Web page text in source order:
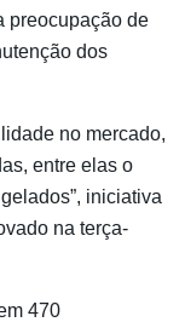
preocupação de
dos
no mercado,
entre elas o
iniciativa
na terça-
470